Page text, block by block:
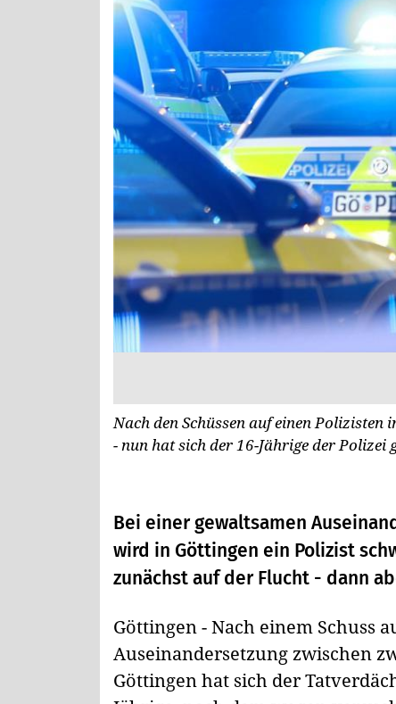
Nach den Schüssen auf einen
- nun hat sich der 16-Jährige der Polizei
Bei einer gewaltsamen
wird in Göttingen ein Polizist
zunächst auf der Flucht - dann
Göttingen - Nach einem Schuss
Auseinandersetzung zwischen
Göttingen hat sich der